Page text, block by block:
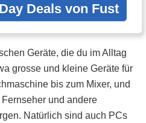
Deals von Fust
Geräte, die du im Alltag
grosse und kleine Geräte für
bis zum Mixer, und
und andere
Natürlich sind auch PCs